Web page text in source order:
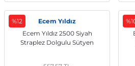
%12
Ecem Yıldız
Ecem Yıldız 2500 Siyah
Straplez Dolgulu Sütyen